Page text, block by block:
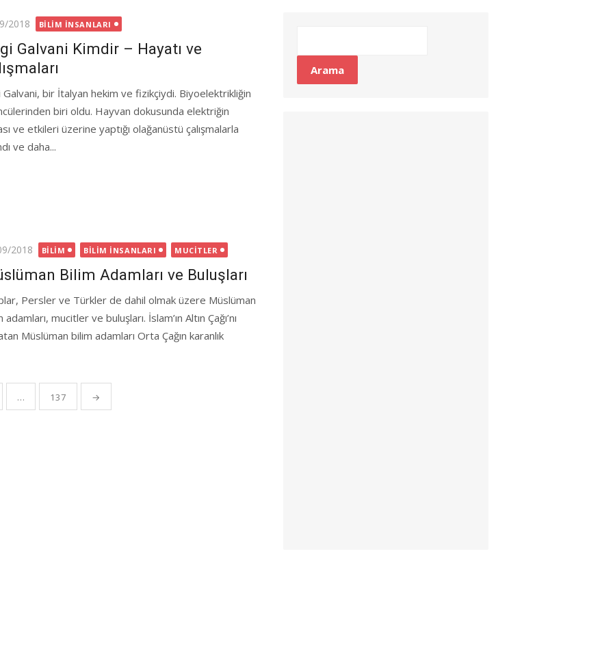
2018 BILIM İNSANLARI
Galvani Kimdir – Hayatı ve
Galvani, bir İtalyan hekim ve fizikçiydi. Biyoelektrikliğin
biri oldu. Hayvan dokusunda elektriğin
ve etkileri üzerine yaptığı olağanüstü çalışmalarla
ve daha...
2018 BILIM BILIM İNSANLARI MUCITLER
Bilim Adamları ve Buluşları
Persler ve Türkler de dahil olmak üzere Müslüman
adamları, mucitler ve buluşları. İslam’ın Altın Çağı’nı
Müslüman bilim adamları Orta Çağın karanlık
… 137 →